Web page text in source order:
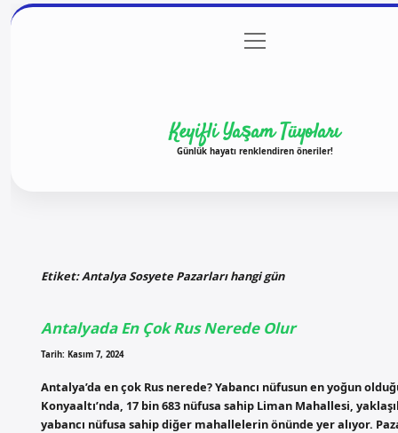
Gizlilik Politikasımenüyü
aç
Keyifli Yaşam Tüyoları
Günlük hayatı renklendiren öneriler!
Etiket:Antalya Sosyete Pazarları hangi gün
Antalyada En Çok Rus Nerede Olur
Tarih: Kasım 7, 2024
Antalya’da en çok Rus nerede? Yabancı nüfusun en yoğun
Konyaaltı’nda, 17 bin 683 nüfusa sahip Liman Mahallesi,
yabancı nüfusa sahip diğer mahallelerin önünde yer alıyor.